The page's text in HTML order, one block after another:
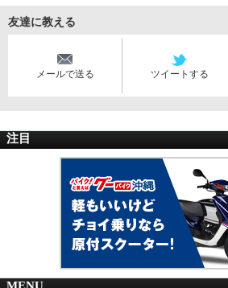
友達に教える
メールで送る ツイートする
注目